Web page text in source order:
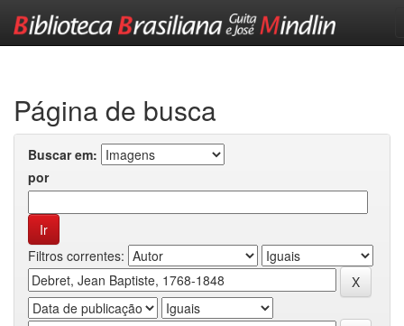
Página de busca
Buscar em:
por
Filtros correntes: